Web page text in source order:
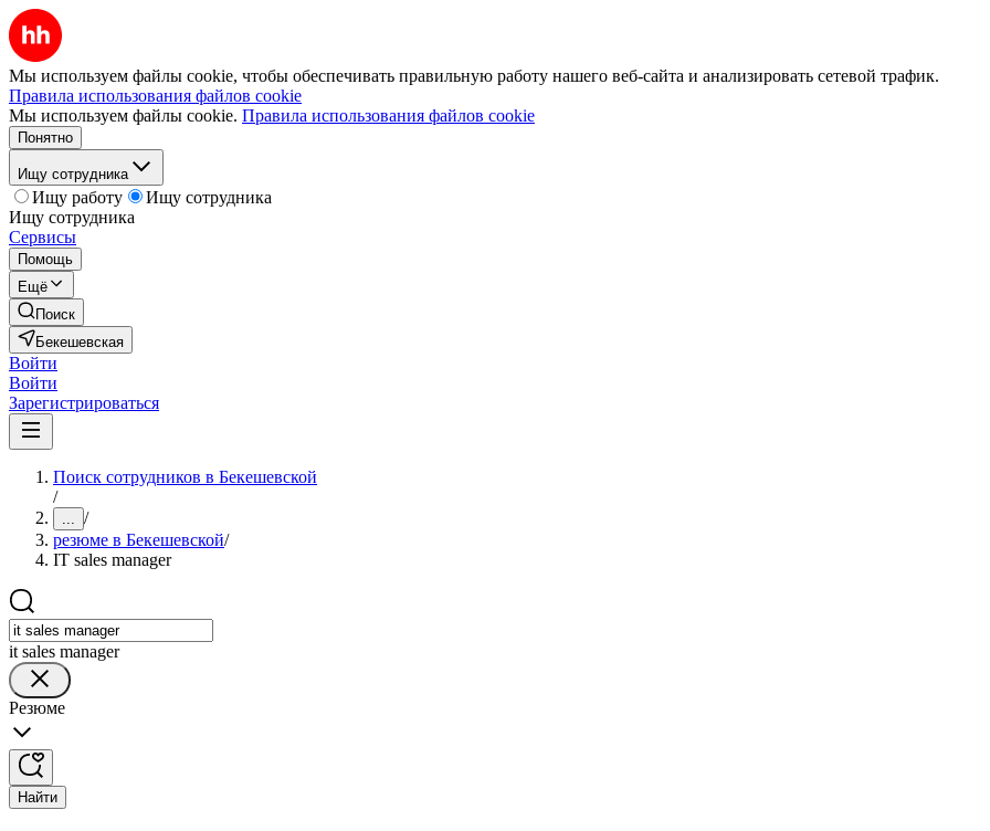
Мы используем файлы cookie, чтобы обеспечивать правильную работу нашего веб-сайта и анализировать сетевой трафик.
Правила использования файлов cookie
Мы используем файлы cookie. Правила использования файлов cookie
Понятно
Ищу сотрудника
Ищу работу
Ищу сотрудника
Ищу сотрудника
Сервисы
Помощь
Ещё
Поиск
Бекешевская
Войти
Войти
Зарегистрироваться
Поиск сотрудников в Бекешевской
/
... /
резюме в Бекешевской/
IT sales manager
it sales manager
Резюме
Найти